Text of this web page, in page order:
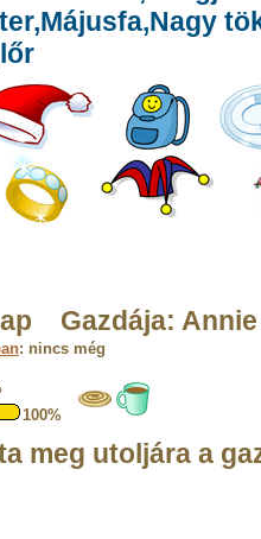
Gazdája: Annie
: nincs még
100%
meg utoljára a